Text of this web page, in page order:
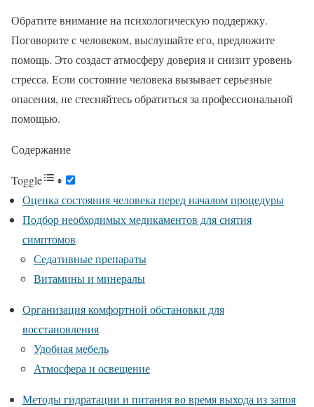
Обратите внимание на психологическую поддержку.
Поговорите с человеком, выслушайте его, предложите
помощь. Это создаст атмосферу доверия и снизит уровень
стресса. Если состояние человека вызывает серьезные
опасения, не стесняйтесь обратиться за профессиональной
помощью.
Содержание
Toggle
Оценка состояния человека перед началом процедуры
Подбор необходимых медикаментов для снятия
симптомов
Седативные препараты
Витамины и минералы
Организация комфортной обстановки для
восстановления
Удобная мебель
Атмосфера и освещение
Методы гидратации и питания во время выхода из запоя